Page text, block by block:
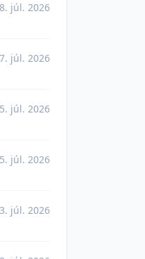
júl. 2026
júl. 2026
júl. 2026
júl. 2026
júl. 2026